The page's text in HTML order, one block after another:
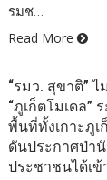
รมช…
Read More
“รมว. สุขาติ”
“ภูเก็ตโมเดล”
พื้นที่ทั้งเกาะภูเ
ดันประกาศป่า
ประชาชนได้เ